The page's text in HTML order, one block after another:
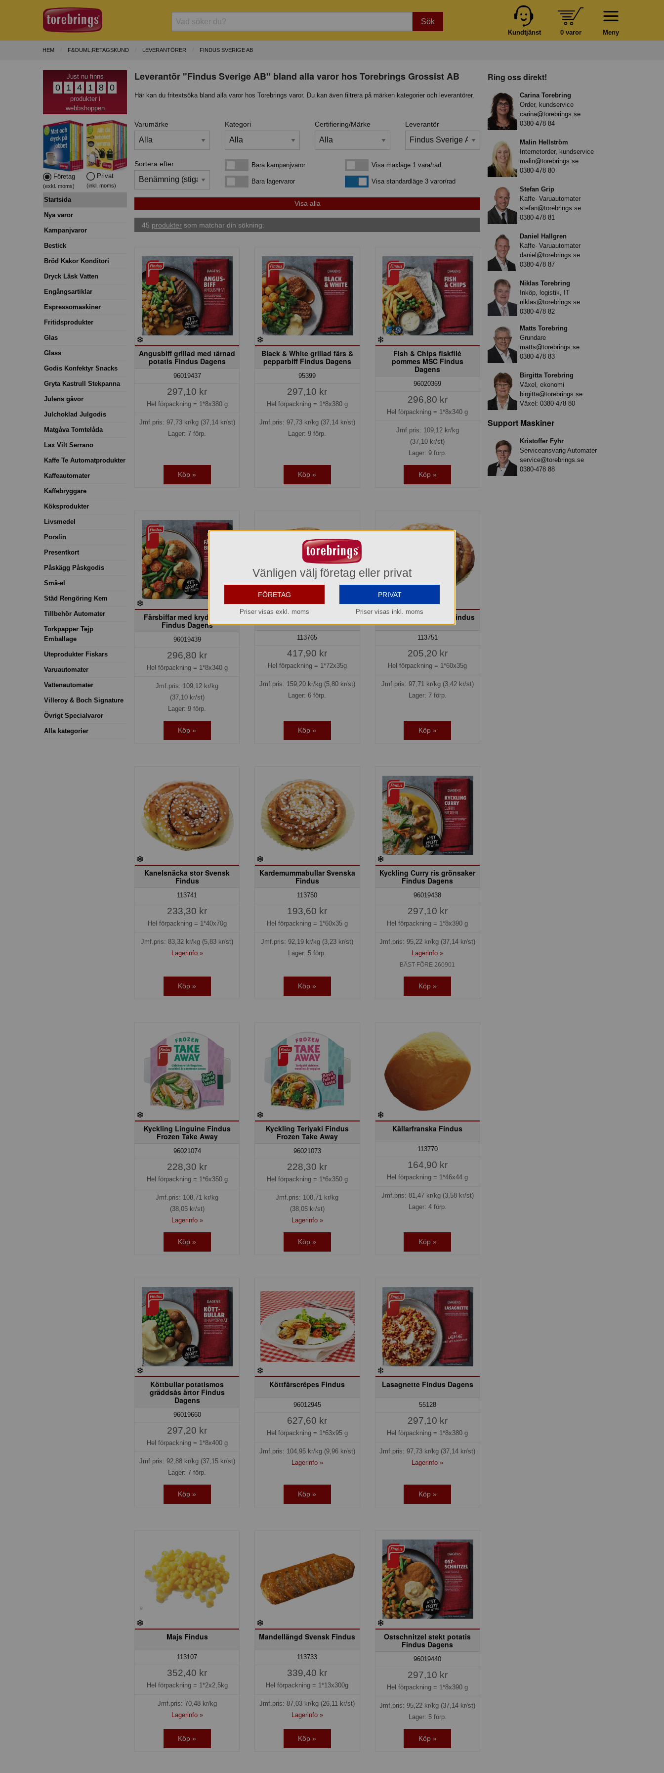
Sök
Meny
0 varor
Kundtjänst
HEM F&OUML;RETAGSKUND LEVERANTÖRER FINDUS SVERIGE AB
Just nu finns
0 1 4 1 8 0
produkter i
webbshoppen
Företag
(exkl. moms)
Privat
(inkl. moms)
Startsida
Nya varor
Kampanjvaror
Bestick
Bröd Kakor Konditori
Dryck Läsk Vatten
Engångsartiklar
Espressomaskiner
Fritidsprodukter
Glas
Glass
Godis Konfektyr Snacks
Gryta Kastrull Stekpanna
Julens gåvor
Julchoklad Julgodis
Matgåva Tomtelåda
Lax Vilt Serrano
Kaffe Te Automatprodukter
Kaffeautomater
Kaffebryggare
Köksprodukter
Livsmedel
Porslin
Presentkort
Påskägg Påskgodis
Små-el
Städ Rengöring Kem
Tillbehör Automater
Torkpapper Tejp
Emballage
Uteprodukter Fiskars
Varuautomater
Vattenautomater
Villeroy & Boch Signature
Övrigt Specialvaror
Alla kategorier
Leverantör "Findus Sverige AB" bland alla varor hos Torebrings Grossist AB
Här kan du fritextsöka bland alla varor hos Torebrings varor. Du kan även filtrera på märken kategorier och leverantörer.
Varumärke Kategori Certifiering/Märke Leverantör
Sortera efter Bara kampanjvarorBara kampanjvaror
Bara lagervarorBara lagervaror
Visa maxläge 1 vara/rad
Visa maxläge 1 vara/rad
Visa standardlägeVisa standardläge 3 varor/rad
45 produkter som matchar din sökning:
Angusbiff grillad med tärnad
potatis Findus Dagens
96019437
297,10 kr
Hel förpackning = 1*8x380 g
Jmf.pris: 97,73kr/kg (37,14 kr/st)
Lager: 7 förp.
Köp »
Black & White grillad färs &
pepparbiff Findus Dagens
95399
297,10 kr
Hel förpackning = 1*8x380 g
Jmf.pris: 97,73kr/kg (37,14 kr/st)
Lager: 9 förp.
Köp »
Fish & Chips fiskfilé
pommes MSC Findus
Dagens
96020369
296,80 kr
Hel förpackning = 1*8x340 g
Jmf.pris: 109,12kr/kg
(37,10 kr/st)
Lager: 9 förp.
Köp »
Färsbiffar med kryddsmör
Findus Dagens
96019439
296,80 kr
Hel förpackning = 1*8x340 g
Jmf.pris: 109,12 kr/kg
(37,10 kr/st)
Lager: 9 förp.
Köp »
Hallongömma Findus
113765
417,90 kr
Hel förpackning = 1*72x35g
Jmf.pris: 159,20kr/kg (5,80 kr/st)
Lager: 6 förp.
Köp »
Kanelbullar Svenska Findus
113751
205,20 kr
Hel förpackning = 1*60x35g
Jmf.pris: 97,71 kr/kg (3,42 kr/st)
Lager: 7 förp.
Köp »
Kanelsnäcka stor Svensk
Findus
113741
233,30 kr
Hel förpackning = 1*40x70g
Jmf.pris:83,32 kr/kg (5,83 kr/st)
Lagerinfo »
Köp »
Kardemummabullar Svenska
Findus
113750
193,60 kr
Hel förpackning = 1*60x35 g
Jmf.pris:92,19 kr/kg (3,23 kr/st)
Lager: 5 förp.
Köp »
Kyckling Curry ris grönsaker
Findus Dagens
96019438
297,10 kr
Hel förpackning = 1*8x390 g
Jmf.pris:95,22 kr/kg (37,14 kr/st)
Lagerinfo »
BÄST-FÖRE 260901
Köp »
Kyckling Linguine Findus
Frozen Take Away
96021074
228,30 kr
Hel förpackning = 1*6x350 g
Jmf.pris: 108,71 kr/kg
(38,05 kr/st)
Lagerinfo »
Köp »
Kyckling Teriyaki Findus
Frozen Take Away
96021073
228,30 kr
Hel förpackning = 1*6x350 g
Jmf.pris: 108,71 kr/kg
(38,05 kr/st)
Lagerinfo »
Köp »
Källarfranska Findus
113770
164,90 kr
Hel förpackning = 1*46x44 g
Jmf.pris: 81,47kr/kg (3,58 kr/st)
Lager: 4 förp.
Köp »
Köttbullar potatismos
gräddsås ärtor Findus
Dagens
96019660
297,20 kr
Hel förpackning = 1*8x400 g
Jmf.pris: 92,88kr/kg (37,15 kr/st)
Lager: 7 förp.
Köp »
Köttfärscrêpes Findus
96012945
627,60 kr
Hel förpackning = 1*63x95 g
Jmf.pris: 104,95kr/kg (9,96 kr/st)
Lagerinfo »
Köp »
Lasagnette Findus Dagens
55128
297,10 kr
Hel förpackning = 1*8x380 g
Jmf.pris:97,73 kr/kg (37,14 kr/st)
Lagerinfo »
Köp »
Majs Findus
113107
352,40 kr
Hel förpackning = 1*2x2,5kg
Jmf.pris: 70,48kr/kg
Lagerinfo »
Köp »
Mandellängd Svensk Findus
113733
339,40 kr
Hel förpackning = 1*13x300g
Jmf.pris:87,03 kr/kg (26,11 kr/st)
Lagerinfo »
Köp »
Ostschnitzel stekt potatis
Findus Dagens
96019440
297,10 kr
Hel förpackning = 1*8x390 g
Jmf.pris:95,22 kr/kg (37,14 kr/st)
Lager: 5 förp.
Köp »
Ring oss direkt!
Carina Torebring
Order, kundservice
carina@torebrings.se
0380-478 84
Malin Hellström
Internetorder, kundservice
malin@torebrings.se
0380-478 80
Stefan Grip
Kaffe- Varuautomater
stefan@torebrings.se
0380-478 81
Daniel Hallgren
Kaffe- Varuautomater
daniel@torebrings.se
0380-478 87
Niklas Torebring
Inköp, logistik, IT
niklas@torebrings.se
0380-478 82
Matts Torebring
Grundare
matts@torebrings.se
0380-478 83
Birgitta Torebring
Växel, ekonomi
birgitta@torebrings.se
Växel: 0380-478 80
Support Maskiner
Kristoffer Fyhr
Serviceansvarig Automater
service@torebrings.se
0380-478 88
Vänligen välj företag eller privat
FÖRETAG
Priser visas exkl. moms
PRIVAT
Priser visas inkl. moms